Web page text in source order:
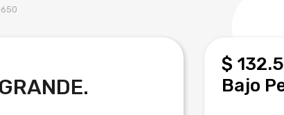
$
Bajo